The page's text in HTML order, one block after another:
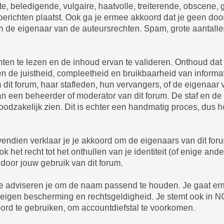
beledigende, vulgaire, haatvolle, treiterende,
plaatst. Ook ga je ermee akkoord dat je geen
eigenaar van de auteursrechten. Spam, grote
te lezen en de inhoud ervan te valideren. Onthoud
juistheid, compleetheid en bruikbaarheid van
forum, haar stafleden, hun vervangers, of de
beheerder of moderator van dit forum. De staf en
zien. Dit is echter een handmatig proces, dus
verklaar je je akkoord om de eigenaars van dit
recht tot het onthullen van je identiteit (of enige
jouw gebruik van dit forum.
je om de naam passend te houden. Je gaat
bescherming en rechtsgeldigheid. Je stemt ook in
te gebruiken, om accountdiefstal te voorkomen.